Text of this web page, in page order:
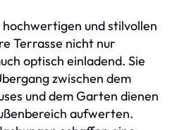
und stilvollen
Terrasse nicht nur
optisch einladend. Sie
zwischen dem
und dem Garten dienen
aufwerten.